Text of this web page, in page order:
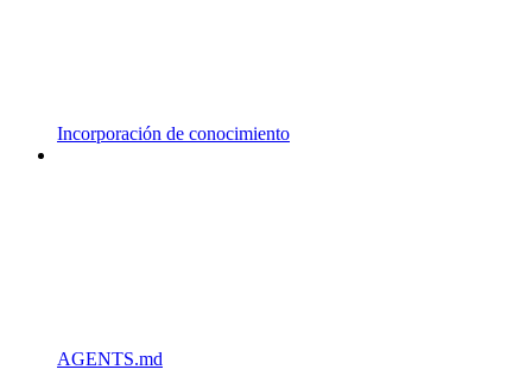
Incorporación de conocimiento
AGENTS.md